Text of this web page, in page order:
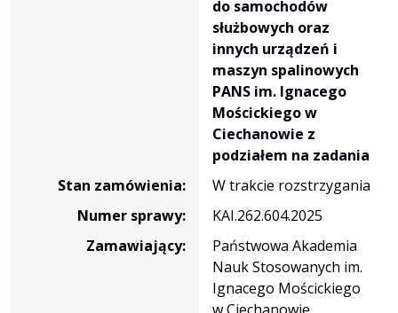
urządzeń
spalinowych
do samochodów
służbowych oraz
innych urządzeń i
maszyn spalinowych
PANS im. Ignacego
Mościckiego w
Ciechanowie z
podziałem na zadania
Stan zamówienia:
W trakcie rozstrzygania
Numer sprawy:
KAI.262.604.2025
Zamawiający:
Państwowa Akademia
Nauk Stosowanych im.
Ignacego Mościckiego
w Ciechanowie